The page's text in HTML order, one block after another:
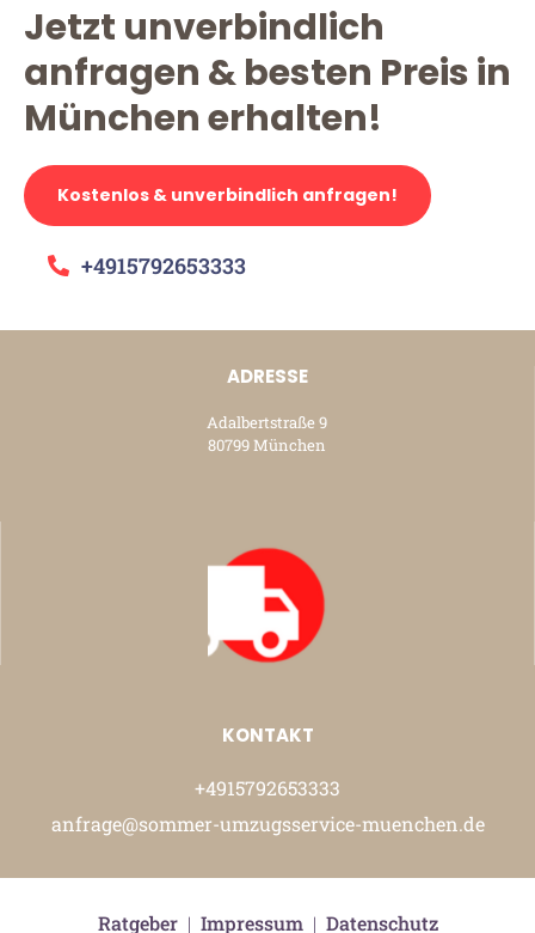
Jetzt unverbindlich
anfragen & besten Preis in
München erhalten!
Kostenlos & unverbindlich anfragen!
+4915792653333
ADRESSE
Adalbertstraße 9
80799 München
KONTAKT
+4915792653333
anfrage@sommer-umzugsservice-muenchen.de
Ratgeber| Impressum| Datenschutz